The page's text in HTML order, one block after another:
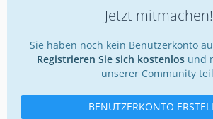
Jetzt mitmachen!
Sie haben noch kein Benutzerkonto
Registrieren Sie sich kostenlosund
unserer Community
BENUTZERKONTO